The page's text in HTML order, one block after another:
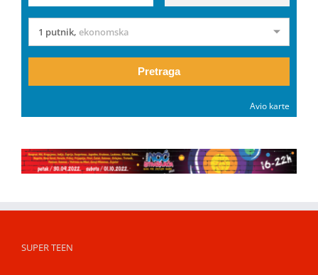
1 putnik, ekonomska
Pretraga
Avio karte
SUPER TEEN